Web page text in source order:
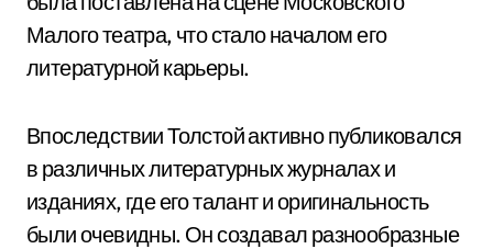
Малого театра, что стало началом его
литературной карьеры.
Впоследствии Толстой активно публиковался
в различных литературных журналах и
изданиях, где его талант и оригинальность
были очевидны. Он создавал разнообразные